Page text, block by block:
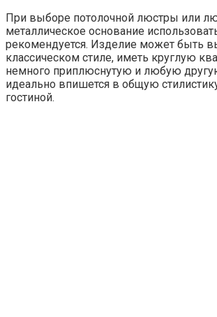
При выборе потолочной люстры или
металлическое основание
рекомендуется. Изделие может быть
классическом стиле, иметь круглую
немного приплюснутую и любую
идеально впишется в общую
гостиной.